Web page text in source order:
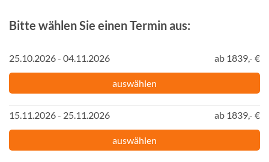
Bitte wählen Sie einen Termin aus:
25.10.2026 - 04.11.2026 ab 1839,- €
auswählen
15.11.2026 - 25.11.2026 ab 1839,- €
auswählen